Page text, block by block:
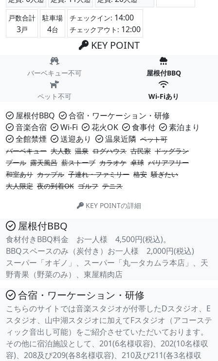
戸数合計
3戸
駐車場
4台
チェックイン: 14:00
チェックアウト: 12:00
KEY POINT
バーベキュー不可 屋根付BBQ
ペット不可 Wi-Fiあり
屋根付BBQ
合宿・ワーケーション・研修
音楽合宿
Wi-Fi 花火OK 食事付
素泊まり
全館禁煙
送迎あり 温泉近隣 ペット可
バーベキュー 大人数 温泉 ログハウス 古民家 ドッグラン
プール 露天風呂 薪ストーブ カラオケ 卓球 バリアフリー
和室あり カップル 子連れ・ファミリー 格安 騒ぎたい
大人限定 夜の到着OK ゴルフ テニス
KEY POINTの詳細
屋根付BBQ
食材付きBBQ料金 お一人様 4,500円(税込)。
BBQスペースのみ（炭付き）お一人様 2,000円(税込)
スーパー「オギノ」、スーパー「丸一タカムラ本店」、天
野青果（野菜のみ）、東屋精肉店
合宿・ワーケーション・研修
こちらのサイトでは音楽スタジオが付帯したDスタジオ、E
スタジオ、山中湖スタジオに加えてFスタジオ（アコーステ
ィック音出し可能）をご紹介させていただいております。
その他に宿泊施設として、201(6名様収容)、202(10名様収
容)、208及び209(各8名様収容)、210及び211(各3名様収